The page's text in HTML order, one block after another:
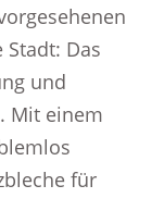
Das
und
Mit einem
für